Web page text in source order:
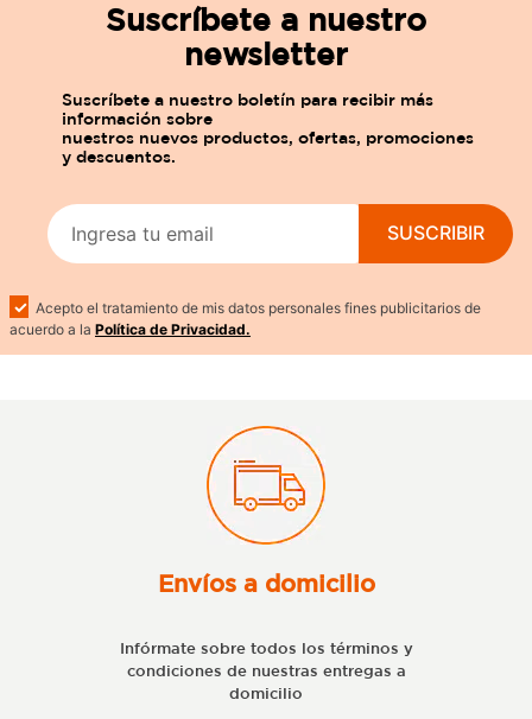
Suscríbete a nuestro
newsletter
SUSCRIBIR
Acepto el tratamiento de mis datos personales fines publicitarios de
acuerdo a la Política de Privacidad.
Envíos a domicilio
Infórmate sobre todos los términos y
condiciones de nuestras entregas a
domicilio